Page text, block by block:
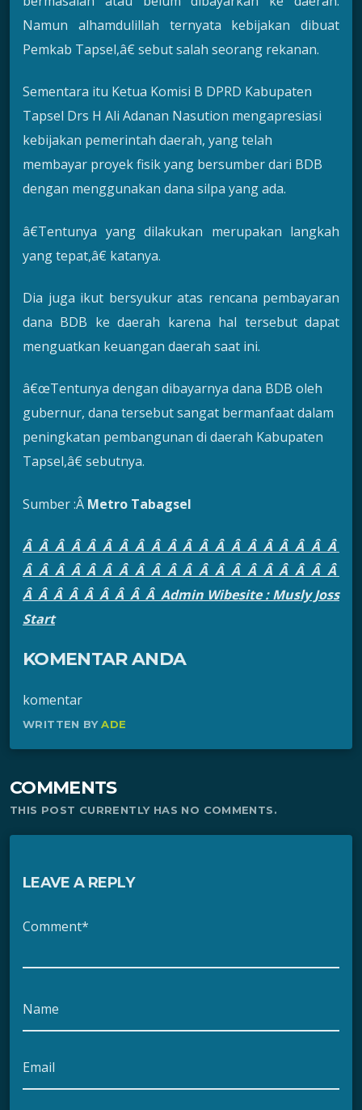
Namun alhamdulillah ternyata kebijakan dibuat
Pemkab Tapsel,â€ sebut salah seorang rekanan.
Sementara itu Ketua Komisi B DPRD Kabupaten
Tapsel Drs H Ali Adanan Nasution mengapresiasi
kebijakan pemerintah daerah, yang telah
membayar proyek fisik yang bersumber dari BDB
dengan menggunakan dana silpa yang ada.
â€Tentunya yang dilakukan merupakan langkah
yang tepat,â€ katanya.
Dia juga ikut bersyukur atas rencana pembayaran
dana BDB ke daerah karena hal tersebut dapat
menguatkan keuangan daerah saat ini.
â€œTentunya dengan dibayarnya dana BDB oleh
gubernur, dana tersebut sangat bermanfaat dalam
peningkatan pembangunan di daerah Kabupaten
Tapsel,â€ sebutnya.
Sumber :Â Metro Tabagsel
Â Â Â Â Â Â Â Â Â Â Â Â Â Â Â Â Â Â Â Â
Â Â Â Â Â Â Â Â Â Â Â Â Â Â Â Â Â Â Â Â
Â Â Â Â Â Â Â Â Â Admin Wibesite : Musly Joss
Start
KOMENTAR ANDA
komentar
WRITTEN BYADE
COMMENTS
THIS POST CURRENTLY HAS NO COMMENTS.
LEAVE A REPLY
Comment*
Name
Email